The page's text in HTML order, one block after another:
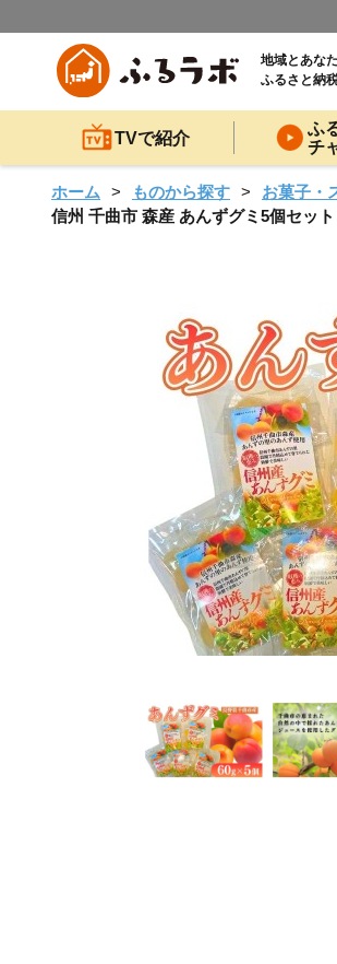
地域とあな
ふるさと納
TVで紹介
ふ
チ
ホーム ものから探す お菓子・
信州 千曲市 森産 あんずグミ5個セッ